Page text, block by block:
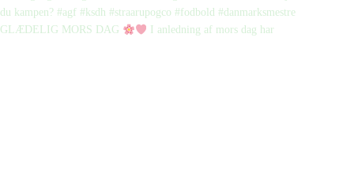
GLÆDELIG MORS DAG I anledning af mors dag har